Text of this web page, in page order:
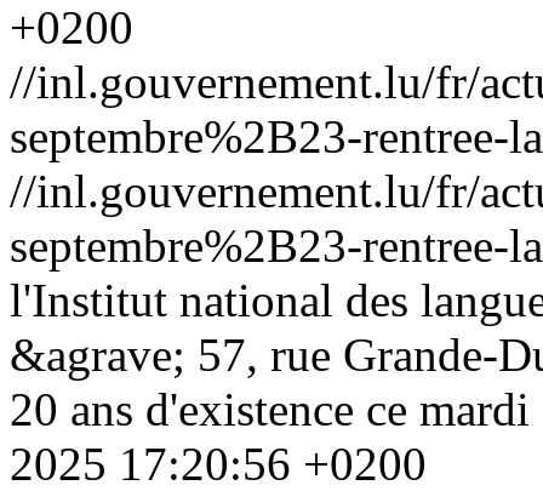
+0200
//inl.gouvernement.lu/fr/
septembre%2B23-rentree-
//inl.gouvernement.lu/fr/
septembre%2B23-rentree-
l'Institut national des
&agrave; 57, rue Grande-
20 ans d'existence ce
2025 17:20:56 +0200